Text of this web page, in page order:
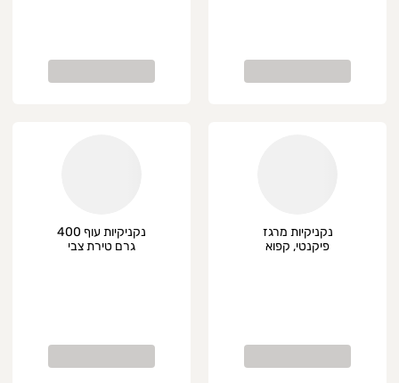
נקניקיות מרגז
פיקנטי, קפוא
נקניקיות עוף 400
גרם טירת צבי